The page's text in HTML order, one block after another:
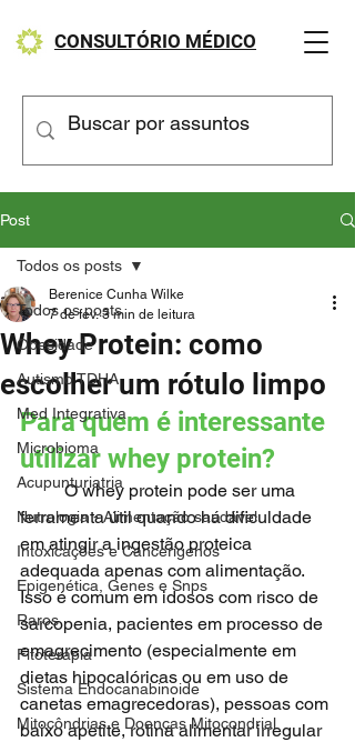
CONSULTÓRIO MÉDICO
Post
Todos os posts
Obesidade
Autismo TDHA
Med Integrativa
Microbioma
Acupunturiatria
Nutrologia - Alimentação saudável
Intoxicações e Cancerígenos
Epigenética, Genes e Snps
Raros
Fitoterapia
Sistema Endocanabinoide
Mitocôndrias e Doenças Mitocondrial
Todos os posts
Whey Protein: como
escolher um rótulo limpo
Berenice Cunha Wilke
7 de fev. 3 min de leitura
Para quem é interessante
utilizar whey protein?
	O whey protein pode ser uma
ferramenta útil quando há dificuldade
em atingir a ingestão proteica
adequada apenas com alimentação.
Isso é comum em idosos com risco de
sarcopenia, pacientes em processo de
emagrecimento (especialmente em
dietas hipocalóricas ou em uso de
canetas emagrecedoras), pessoas com
baixo apetite, rotina alimentar irregular